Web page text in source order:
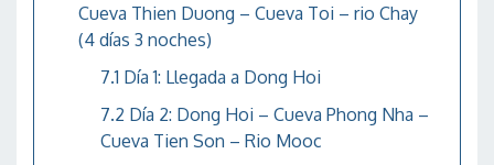
Cueva Thien Duong – Cueva Toi – rio Chay
(4 días 3 noches)
Día 1: Llegada a Dong Hoi
Día 2: Dong Hoi – Cueva Phong Nha –
Cueva Tien Son – Rio Mooc